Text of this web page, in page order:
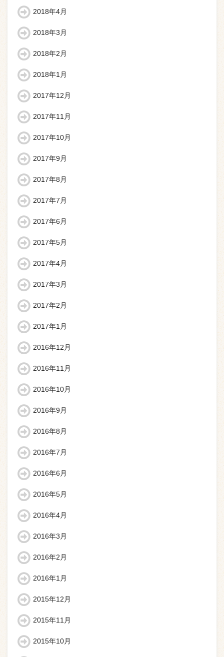
2018年4月
2018年3月
2018年2月
2018年1月
2017年12月
2017年11月
2017年10月
2017年9月
2017年8月
2017年7月
2017年6月
2017年5月
2017年4月
2017年3月
2017年2月
2017年1月
2016年12月
2016年11月
2016年10月
2016年9月
2016年8月
2016年7月
2016年6月
2016年5月
2016年4月
2016年3月
2016年2月
2016年1月
2015年12月
2015年11月
2015年10月